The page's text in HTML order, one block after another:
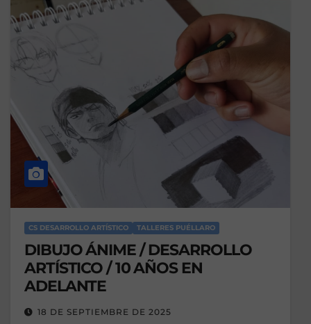
CS DESARROLLO ARTÍSTICO TALLERES PUÉLLARO
DIBUJO ÁNIME / DESARROLLO
ARTÍSTICO / 10 AÑOS EN
ADELANTE
18 DE SEPTIEMBRE DE 2025